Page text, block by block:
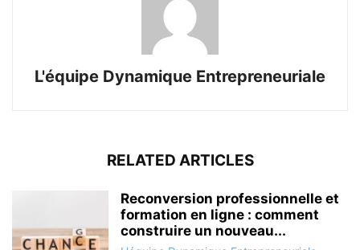
L'équipe Dynamique Entrepreneuriale
RELATED ARTICLES
Reconversion professionnelle et
formation en ligne : comment
construire un nouveau...